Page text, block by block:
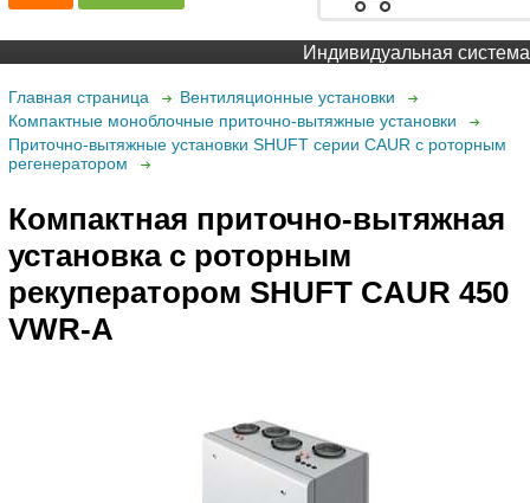
Индивидуальная система
Главная страница
Вентиляционные установки
Компактные моноблочные приточно-вытяжные установки
Приточно-вытяжные установки SHUFT серии CAUR с роторным
регенератором
Компактная приточно-вытяжная
установка с роторным
рекуператором SHUFT CAUR 450
VWR-A